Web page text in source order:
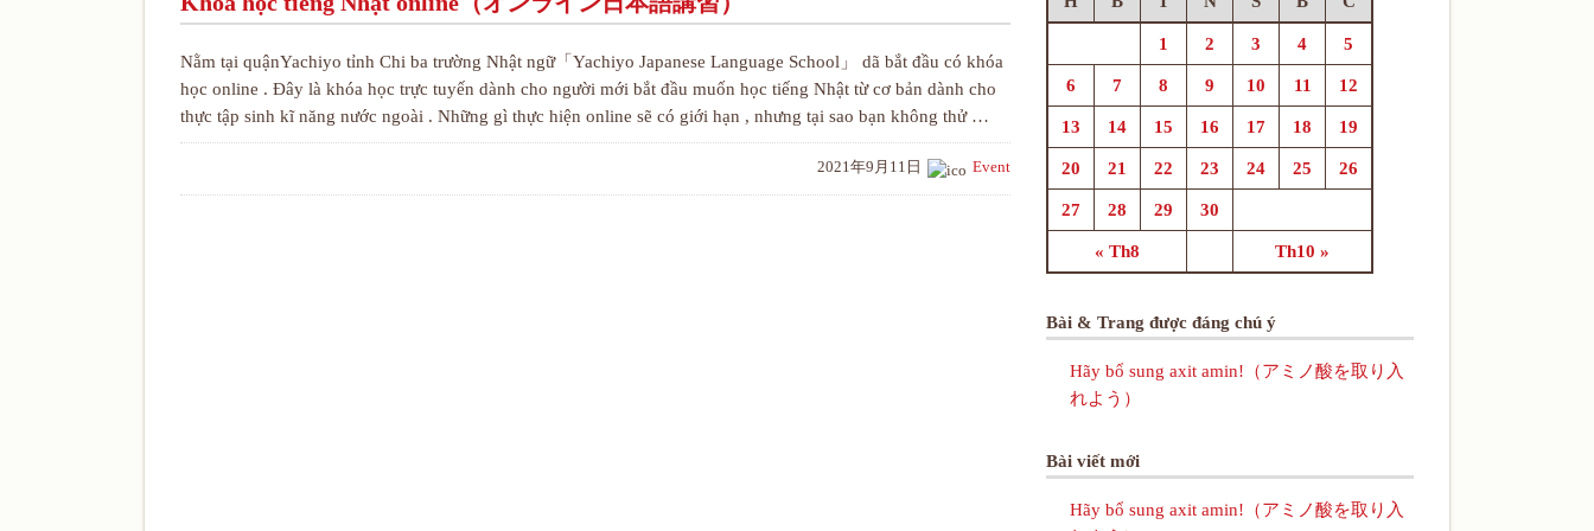
Nằm tại quậnYachiyo tỉnh Chi ba trường Nhật ngữ「Yachiyo Japanese Language School」 dã bắt đầu có khóa
học online . Đây là khóa học trực tuyến dành cho người mới bắt đầu muốn học tiếng Nhật từ cơ bản dành cho
thực tập sinh kĩ năng nước ngoài . Những gì thực hiện online sẽ có giới hạn , nhưng tại sao bạn không thử …
2021年9月11日 Event
« Th8 Th10 »
1 2 3 4 5
6 7 8 9 10 11 12
13 14 15 16 17 18 19
20 21 22 23 24 25 26
27 28 29 30
Bài & Trang được đáng chú ý
Hãy bổ sung axit amin!（アミノ酸を取り入
れよう）
Bài viết mới
Hãy bổ sung axit amin!（アミノ酸を取り入